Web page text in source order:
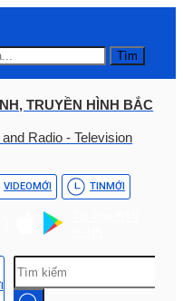
Tìm
TRUYỀN HÌNH BẮC
Radio - Television
VIDEOMỚI TINMỚI